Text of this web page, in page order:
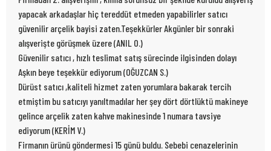
yapacak arkadaşlar hiç tereddüt etmeden yapabilirler satıcı
güvenilir arçelik bayisi zaten.Teşekkürler Akgünler bir sonraki
alışverişte görüşmek üzere (ANIL O.)
Güvenilir satıcı , hızlı teslimat satış sürecinde ilgisinden dolayı
Aşkın beye teşekkür ediyorum (OĞUZCAN S.)
Dürüst satıcı ,kaliteli hizmet zaten yorumlara bakarak tercih
etmiştim bu satıcıyı yanıltmadılar her şey dört dörtlüktü makineye
gelince arçelik zaten kahve makinesinde 1 numara tavsiye
ediyorum (KERİM V.)
Firmanın ürünü göndermesi 15 günü buldu. Sebebi cenazelerinin